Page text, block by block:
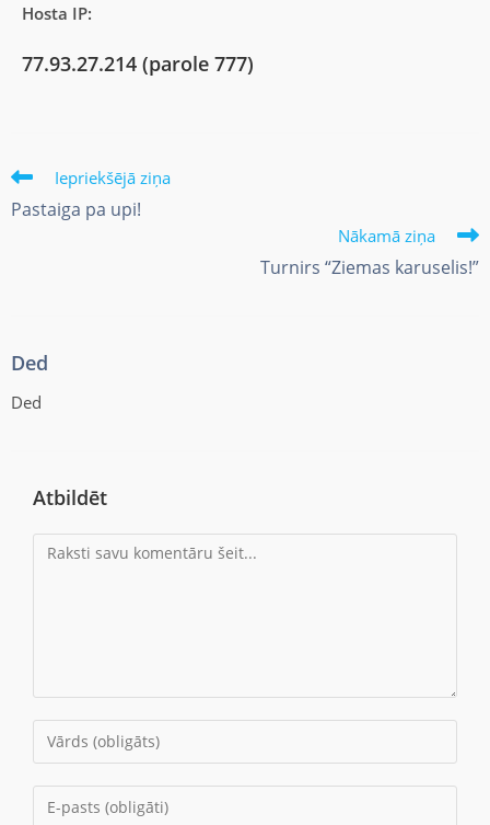
Hosta IP:
77.93.27.214 (parole 777)
Iepriekšējā ziņa
Pastaiga pa upi!
Nākamā ziņa
Turnirs “Ziemas karuselis!”
Ded
Ded
Atbildēt